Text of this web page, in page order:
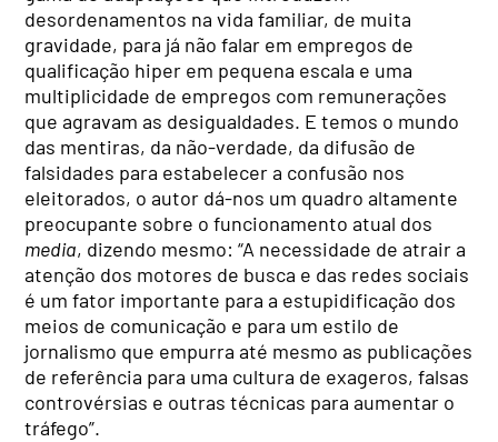
desordenamentos na vida familiar, de muita
gravidade, para já não falar em empregos de
qualificação hiper em pequena escala e uma
multiplicidade de empregos com remunerações
que agravam as desigualdades. E temos o mundo
das mentiras, da não-verdade, da difusão de
falsidades para estabelecer a confusão nos
eleitorados, o autor dá-nos um quadro altamente
preocupante sobre o funcionamento atual dos
media, dizendo mesmo: “A necessidade de atrair a
atenção dos motores de busca e das redes sociais
é um fator importante para a estupidificação dos
meios de comunicação e para um estilo de
jornalismo que empurra até mesmo as publicações
de referência para uma cultura de exageros, falsas
controvérsias e outras técnicas para aumentar o
tráfego”.